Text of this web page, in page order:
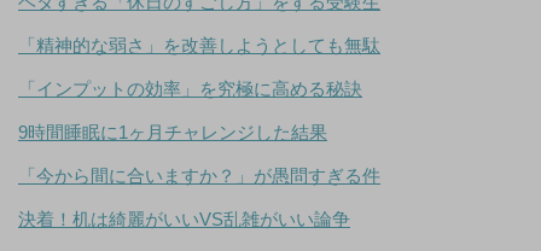
「精神的な弱さ」を改善しようとしても無駄
「インプットの効率」を究極に高める秘訣
9時間睡眠に1ヶ月チャレンジした結果
「今から間に合いますか？」が愚問すぎる件
決着！机は綺麗がいいVS乱雑がいい論争